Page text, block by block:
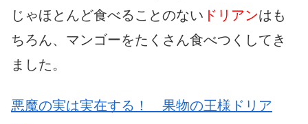
じゃほとんど食べることのない ドリアンはも
ちろん、マンゴーをたくさん食べつくしてき
ました。
悪魔の実は実在する！ 果物の王様ドリア